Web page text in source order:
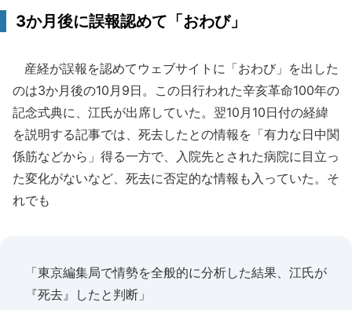
3か月後に誤報認めて「おわび」
産経が誤報を認めてウェブサイトに「おわび」を出した
のは3か月後の10月9日。この日行われた辛亥革命100年の
記念式典に、江氏が出席していた。翌10月10日付の経緯
を説明する記事では、死去したとの情報を「有力な日中関
係筋などから」得る一方で、入院先とされた病院に目立っ
た変化がないなど、死去に否定的な情報も入っていた。そ
れでも
「東京編集局で情勢を全般的に分析した結果、江氏が
『死去』したと判断」